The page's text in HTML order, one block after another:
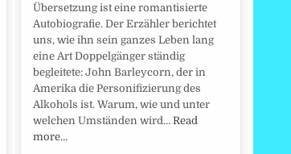
Übersetzung ist eine romantisierte
Autobiografie. Der Erzähler berichtet
uns, wie ihn sein ganzes Leben lang
eine Art Doppelgänger ständig
begleitete: John Barleycorn, der in
Amerika die Personifizierung des
Alkohols ist. Warum, wie und unter
welchen Umständen wird… Read
more…